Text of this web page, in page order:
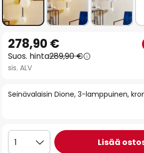
to
the
beginning
the
Seinävalaisin Dione, 3-lamppuinen,
278,90 €
Suos. hinta289,90 €
sis. ALV
1 Lisää